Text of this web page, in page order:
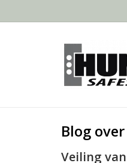
Blog
Veiling